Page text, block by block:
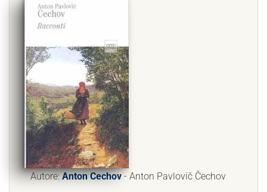
Autore:Anton Cechov- Anton Pavlovič Čechov